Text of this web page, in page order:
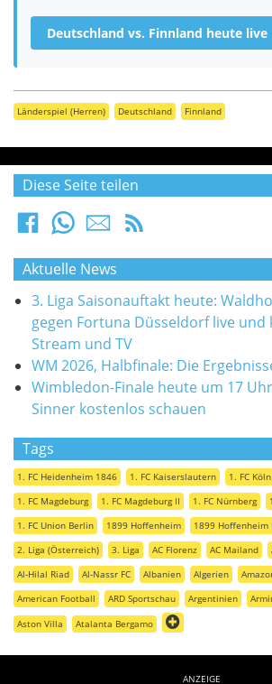
Deutschland vs. Finnland heute live
Länderspiel (Herren) Deutschland Finnland
Diese Seite teilen
Aktuelle News
3. Liga Saisonauftakt heute:
gegen Fortuna Düsseldorf live und
Stream und TV
WM 2026, Halbfinale: Die
Wimbledon-Finale heute um 17
Sinner kostenlos schauen
Tags
1. FC Heidenheim 1846 1. FC Kaiserslautern 1. FC Köln
1. FC Magdeburg
1. FC Magdeburg II 1. FC Nürnberg
1. FC Union Berlin
1899 Hoffenheim 1899 Hoffenheim
2. Liga (Österreich)
3. Liga AC Florenz AC Mailand
Al-Hilal Riad
Al-Nassr FC Albanien Algerien
American Football
ARD Sportschau Argentinien
Aston Villa
Atalanta Bergamo
ANZEIGE